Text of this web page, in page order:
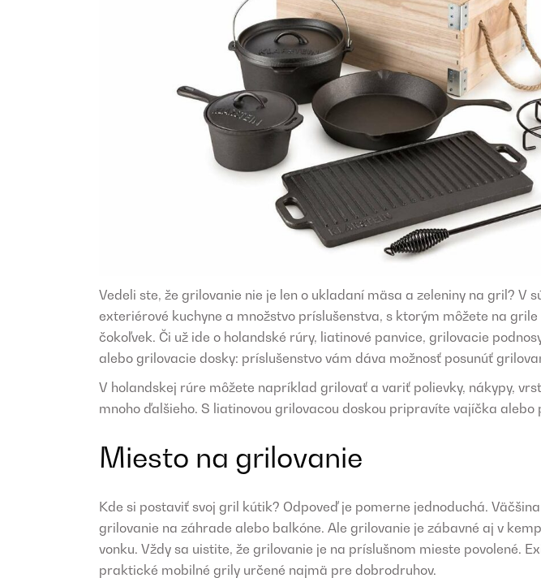
Vedeli ste, že grilovanie nie je len o ukladaní mäsa a zeleniny na gril? V
exteriérové kuchyne a množstvo príslušenstva, s ktorým môžete na
čokoľvek. Či už ide o holandské rúry, liatinové panvice, grilovacie
alebo grilovacie dosky: príslušenstvo vám dáva možnosť posunúť
V holandskej rúre môžete napríklad grilovať a variť polievky, nákypy,
mnoho ďalšieho. S liatinovou grilovacou doskou pripravíte vajíčka alebo
Miesto na grilovanie
Kde si postaviť svoj gril kútik? Odpoveď je pomerne jednoduchá.
grilovanie na záhrade alebo balkóne. Ale grilovanie je zábavné aj v
vonku. Vždy sa uistite, že grilovanie je na príslušnom mieste povolené.
praktické mobilné grily určené najmä pre dobrodruhov.